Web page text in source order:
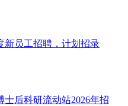
新员工招聘，计划招录
后科研流动站2026年招